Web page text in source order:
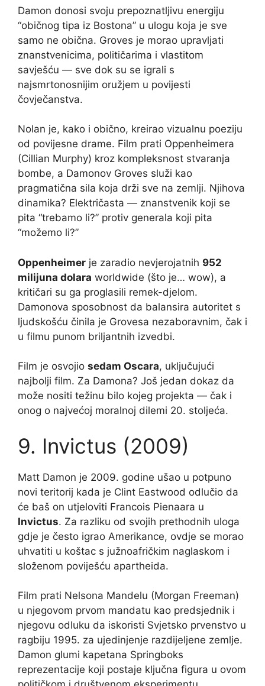
Damon donosi svoju prepoznatljivu energiju
“običnog tipa iz Bostona” u ulogu koja je sve
samo ne obična. Groves je morao upravljati
znanstvenicima, političarima i vlastitom
savješću — sve dok su se igrali s
najsmrtonosnijim oružjem u povijesti
čovječanstva.
Nolan je, kako i obično, kreirao vizualnu poeziju
od povijesne drame. Film prati Oppenheimera
(Cillian Murphy) kroz kompleksnost stvaranja
bombe, a Damonov Groves služi kao
pragmatična sila koja drži sve na zemlji. Njihova
dinamika? Električasta — znanstvenik koji se
pita “trebamo li?” protiv generala koji pita
“možemo li?”
Oppenheimer je zaradio nevjerojatnih 952
milijuna dolara worldwide (što je… wow), a
kritičari su ga proglasili remek-djelom.
Damonova sposobnost da balansira autoritet s
ljudskošću činila je Grovesa nezaboravnim, čak i
u filmu punom briljantnih izvedbi.
Film je osvojio sedam Oscara, uključujući
najbolji film. Za Damona? Još jedan dokaz da
može nositi težinu bilo kojeg projekta — čak i
onog o najvećoj moralnoj dilemi 20. stoljeća.
9. Invictus (2009)
Matt Damon je 2009. godine ušao u potpuno
novi teritorij kada je Clint Eastwood odlučio da
će baš on utjeloviti Francois Pienaara u
Invictus. Za razliku od svojih prethodnih uloga
gdje je često igrao Amerikance, ovdje se morao
uhvatiti u koštac s južnoafričkim naglaskom i
složenom poviješću apartheida.
Film prati Nelsona Mandelu (Morgan Freeman)
u njegovom prvom mandatu kao predsjednik i
njegovu odluku da iskoristi Svjetsko prvenstvo u
ragbiju 1995. za ujedinjenje razdijeljene zemlje.
Damon glumi kapetana Springboks
reprezentacije koji postaje ključna figura u ovom